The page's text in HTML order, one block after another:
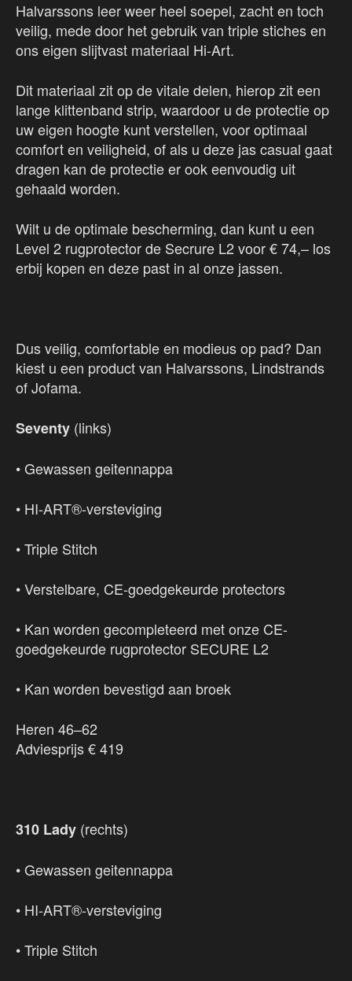
Halvarssons leer weer heel soepel, zacht en toch
veilig, mede door het gebruik van triple stiches en
ons eigen slijtvast materiaal Hi-Art.
Dit materiaal zit op de vitale delen, hierop zit een
lange klittenband strip, waardoor u de protectie op
uw eigen hoogte kunt verstellen, voor optimaal
comfort en veiligheid, of als u deze jas casual gaat
dragen kan de protectie er ook eenvoudig uit
gehaald worden.
Wilt u de optimale bescherming, dan kunt u een
Level 2 rugprotector de Secrure L2 voor € 74,– los
erbij kopen en deze past in al onze jassen.
Dus veilig, comfortable en modieus op pad? Dan
kiest u een product van Halvarssons, Lindstrands
of Jofama.
Seventy (links)
• Gewassen geitennappa
• HI-ART®-versteviging
• Triple Stitch
• Verstelbare, CE-goedgekeurde protectors
• Kan worden gecompleteerd met onze CE-
goedgekeurde rugprotector SECURE L2
• Kan worden bevestigd aan broek
Heren 46–62
Adviesprijs € 419
310 Lady (rechts)
• Gewassen geitennappa
• HI-ART®-versteviging
• Triple Stitch